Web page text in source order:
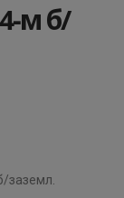
м б/
заземл.